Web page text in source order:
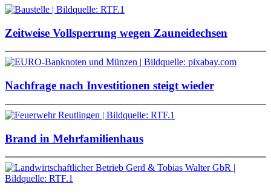
Zeitweise Vollsperrung wegen Zauneidechsen
Nachfrage nach Investitionen steigt wieder
Brand in Mehrfamilienhaus